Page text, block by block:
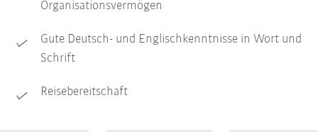
Organisationsvermögen
Gute Deutsch- und Englischkenntnisse in Wort und
Schrift
Reisebereitschaft